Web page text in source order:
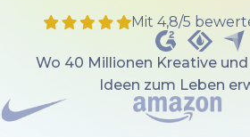
Mit 4,8/5
Wo 40 Millionen Kreative
Ideen zum Leben